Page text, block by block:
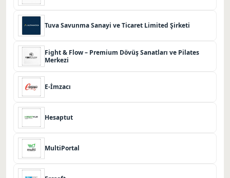
Tuva Savunma Sanayi ve Ticaret Limited Şirketi
Fight & Flow – Premium Dövüş Sanatları ve Pilates
Merkezi
E-İmzacı
Hesaptut
MultiPortal